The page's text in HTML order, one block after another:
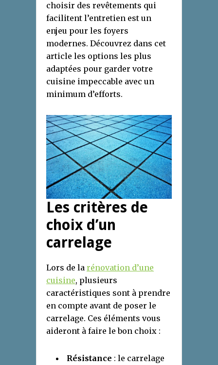
choisir des revêtements qui
facilitent l’entretien est un
enjeu pour les foyers
modernes. Découvrez dans cet
article les options les plus
adaptées pour garder votre
cuisine impeccable avec un
minimum d’efforts.
Les critères de
choix d’un
carrelage
Lors de la rénovation d’une
cuisine, plusieurs
caractéristiques sont à prendre
en compte avant de poser le
carrelage. Ces éléments vous
aideront à faire le bon choix :
Résistance : le carrelage